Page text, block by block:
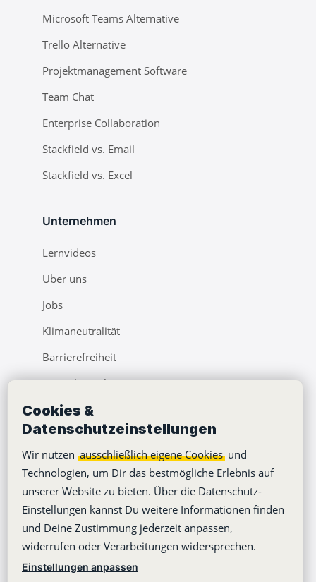
Cookies &
Datenschutzeinstellungen
Wir nutzen ausschließlich eigene Cookies und
Technologien, um Dir das bestmögliche Erlebnis auf
unserer Website zu bieten. Über die Datenschutz-
Einstellungen kannst Du weitere Informationen finden
und Deine Zustimmung jederzeit anpassen,
widerrufen oder Verarbeitungen widersprechen.
Einstellungen anpassen
Microsoft Teams Alternative
Trello Alternative
Projektmanagement Software
Team Chat
Enterprise Collaboration
Stackfield vs. Email
Stackfield vs. Excel
Unternehmen
Lernvideos
Über uns
Jobs
Klimaneutralität
Barrierefreiheit
Pressebereich
Webinare
Learning Center
Blog
Copyright © 2012-2026